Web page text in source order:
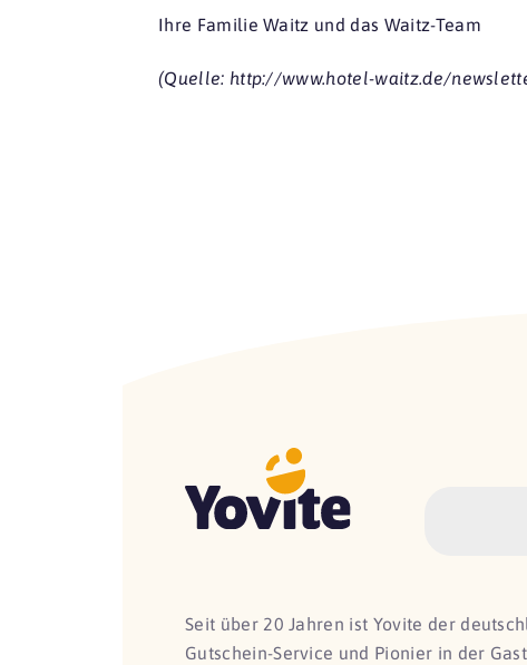
Ihre Familie Waitz und das Waitz-Team
(Quelle: http://www.hotel-waitz.de/
Seit über 20 Jahren ist Yovite der
Gutschein-Service und Pionier in der